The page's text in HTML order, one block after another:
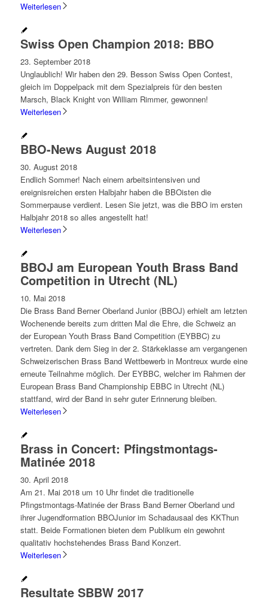
Weiterlesen
Swiss Open Champion 2018: BBO
23. September 2018
Unglaublich! Wir haben den 29. Besson Swiss Open Contest,
gleich im Doppelpack mit dem Spezialpreis für den besten
Marsch, Black Knight von William Rimmer, gewonnen!
Weiterlesen
BBO-News August 2018
30. August 2018
Endlich Sommer! Nach einem arbeitsintensiven und
ereignisreichen ersten Halbjahr haben die BBOisten die
Sommerpause verdient. Lesen Sie jetzt, was die BBO im ersten
Halbjahr 2018 so alles angestellt hat!
Weiterlesen
BBOJ am European Youth Brass Band
Competition in Utrecht (NL)
10. Mai 2018
Die Brass Band Berner Oberland Junior (BBOJ) erhielt am letzten
Wochenende bereits zum dritten Mal die Ehre, die Schweiz an
der European Youth Brass Band Competition (EYBBC) zu
vertreten. Dank dem Sieg in der 2. Stärkeklasse am vergangenen
Schweizerischen Brass Band Wettbewerb in Montreux wurde eine
erneute Teilnahme möglich. Der EYBBC, welcher im Rahmen der
European Brass Band Championship EBBC in Utrecht (NL)
stattfand, wird der Band in sehr guter Erinnerung bleiben.
Weiterlesen
Brass in Concert: Pfingstmontags-
Matinée 2018
30. April 2018
Am 21. Mai 2018 um 10 Uhr findet die traditionelle
Pfingstmontags-Matinée der Brass Band Berner Oberland und
ihrer Jugendformation BBOJunior im Schadausaal des KKThun
statt. Beide Formationen bieten dem Publikum ein gewohnt
qualitativ hochstehendes Brass Band Konzert.
Weiterlesen
Resultate SBBW 2017